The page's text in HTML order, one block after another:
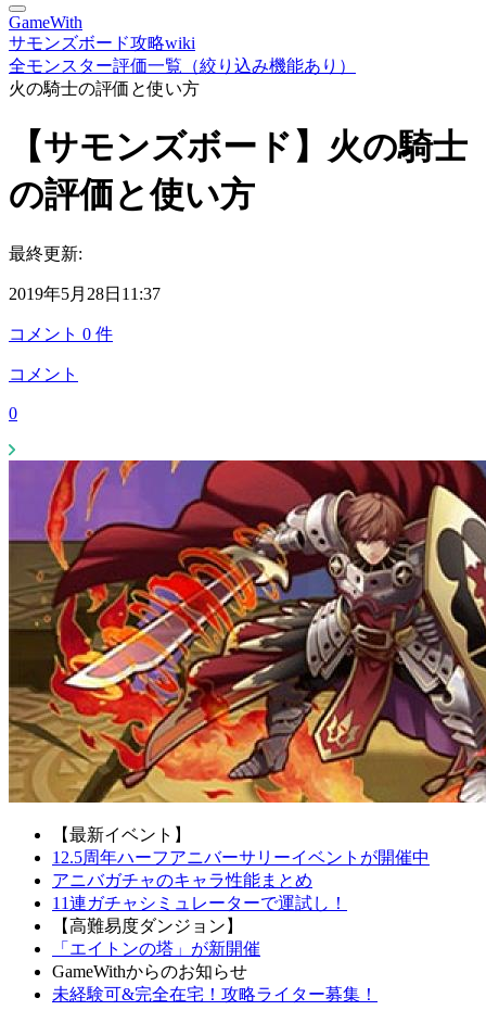
GameWith
サモンズボード攻略wiki
全モンスター評価一覧（絞り込み機能あり）
火の騎士の評価と使い方
【サモンズボード】火の騎士
の評価と使い方
最終更新:
2019年5月28日11:37
コメント 0 件
コメント
0
【最新イベント】
12.5周年ハーフアニバーサリーイベントが開催中
アニバガチャのキャラ性能まとめ
11連ガチャシミュレーターで運試し！
【高難易度ダンジョン】
「エイトンの塔」が新開催
GameWithからのお知らせ
未経験可&完全在宅！攻略ライター募集！